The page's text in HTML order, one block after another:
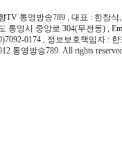
TV 통영방송789 , 대표 : 한창식
통영시 중앙로 304(무전동) ,
0174 , 정보보호책임자 :
통영방송789. All rights